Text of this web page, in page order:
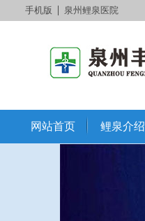
手机版 泉州鲤泉医院
网站首页 鲤泉介绍